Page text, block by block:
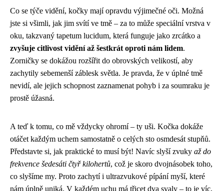
Co se týče vidění, kočky mají opravdu výjimečné oči. Možná
jste si všimli, jak jim svítí ve tmě – za to může speciální vrstva v
oku, takzvaný tapetum lucidum, která funguje jako zrcátko a
zvyšuje citlivost vidění až šestkrát oproti nám lidem.
Zorničky se dokážou rozšířit do obrovských velikostí, aby
zachytily sebemenší záblesk světla. Je pravda, že v úplné tmě
nevidí, ale jejich schopnost zaznamenat pohyb i za soumraku je
prostě úžasná.
A teď k tomu, co mě vždycky ohromí – ty uši. Kočka dokáže
otáčet každým uchem samostatně o celých sto osmdesát stupňů.
Představte si, jak praktické to musí být! Navíc slyší zvuky až do
frekvence šedesáti čtyř kilohertů, což je skoro dvojnásobek toho,
co slyšíme my. Proto zachytí i ultrazvukové pípání myší, které
nám úplně uniká. V každém uchu má třicet dva svaly – to je víc,